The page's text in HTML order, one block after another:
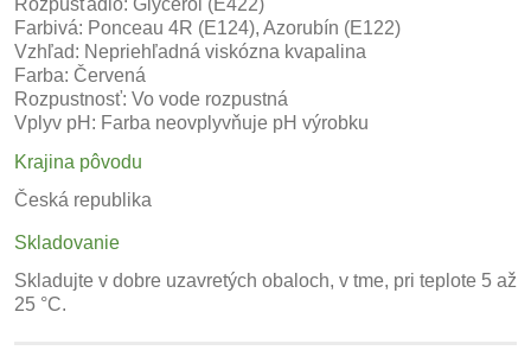
Rozpúšťadlo: Glycerol (E422)
Farbivá: Ponceau 4R (E124), Azorubín (E122)
Vzhľad: Nepriehľadná viskózna kvapalina
Farba: Červená
Rozpustnosť: Vo vode rozpustná
Vplyv pH: Farba neovplyvňuje pH výrobku
Krajina pôvodu
Česká republika
Skladovanie
Skladujte v dobre uzavretých obaloch, v tme, pri teplote 5 až
25 °C.